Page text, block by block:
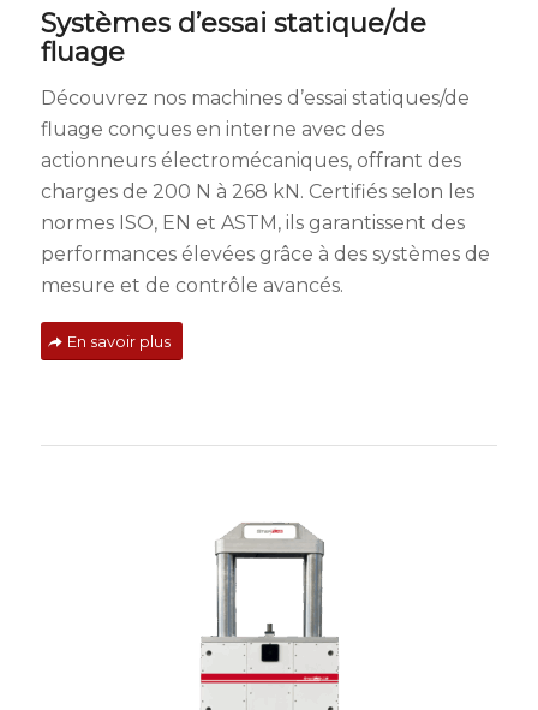
Systèmes d’essai statique/de
fluage
Découvrez nos machines d’essai statiques/de
fluage conçues en interne avec des
actionneurs électromécaniques, offrant des
charges de 200 N à 268 kN. Certifiés selon les
normes ISO, EN et ASTM, ils garantissent des
performances élevées grâce à des systèmes de
mesure et de contrôle avancés.
En savoir plus